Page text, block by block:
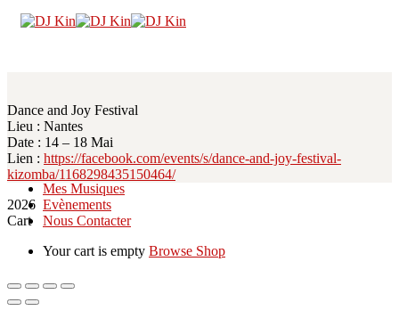
Accueil
A propos
Mes Musiques
Evènements
Nous Contacter
Dance and Joy Festival
Lieu : Nantes
Date : 14 – 18 Mai
Lien : https://facebook.com/events/s/dance-and-joy-festival-
kizomba/1168298435150464/
2026
Cart
Your cart is empty Browse Shop